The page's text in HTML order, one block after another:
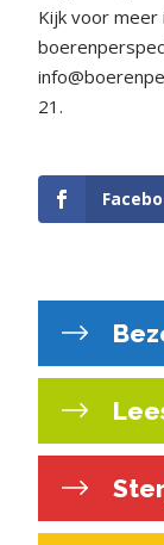
Kijk voor
21.